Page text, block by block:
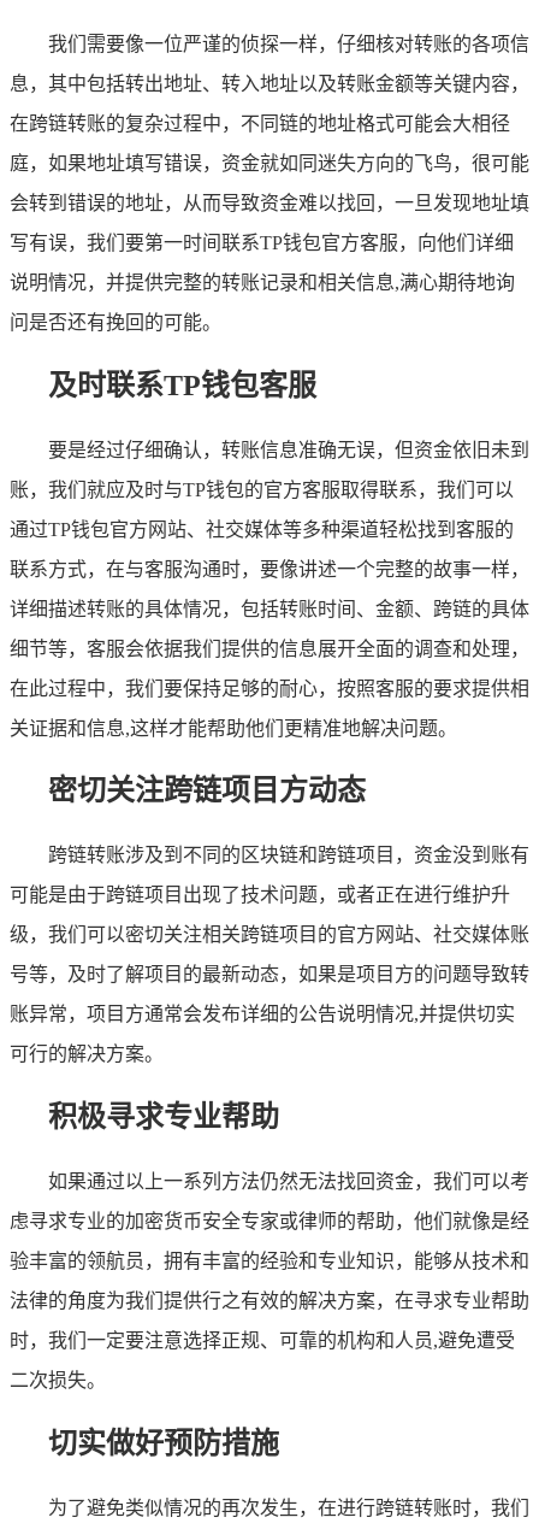
我们需要像一位严谨的侦探一样，仔细核对转账的各项信
息，其中包括转出地址、转入地址以及转账金额等关键内容，
在跨链转账的复杂过程中，不同链的地址格式可能会大相径
庭，如果地址填写错误，资金就如同迷失方向的飞鸟，很可能
会转到错误的地址，从而导致资金难以找回，一旦发现地址填
写有误，我们要第一时间联系TP钱包官方客服，向他们详细
说明情况，并提供完整的转账记录和相关信息,满心期待地询
问是否还有挽回的可能。
及时联系TP钱包客服
要是经过仔细确认，转账信息准确无误，但资金依旧未到
账，我们就应及时与TP钱包的官方客服取得联系，我们可以
通过TP钱包官方网站、社交媒体等多种渠道轻松找到客服的
联系方式，在与客服沟通时，要像讲述一个完整的故事一样，
详细描述转账的具体情况，包括转账时间、金额、跨链的具体
细节等，客服会依据我们提供的信息展开全面的调查和处理，
在此过程中，我们要保持足够的耐心，按照客服的要求提供相
关证据和信息,这样才能帮助他们更精准地解决问题。
密切关注跨链项目方动态
跨链转账涉及到不同的区块链和跨链项目，资金没到账有
可能是由于跨链项目出现了技术问题，或者正在进行维护升
级，我们可以密切关注相关跨链项目的官方网站、社交媒体账
号等，及时了解项目的最新动态，如果是项目方的问题导致转
账异常，项目方通常会发布详细的公告说明情况,并提供切实
可行的解决方案。
积极寻求专业帮助
如果通过以上一系列方法仍然无法找回资金，我们可以考
虑寻求专业的加密货币安全专家或律师的帮助，他们就像是经
验丰富的领航员，拥有丰富的经验和专业知识，能够从技术和
法律的角度为我们提供行之有效的解决方案，在寻求专业帮助
时，我们一定要注意选择正规、可靠的机构和人员,避免遭受
二次损失。
切实做好预防措施
为了避免类似情况的再次发生，在进行跨链转账时，我们